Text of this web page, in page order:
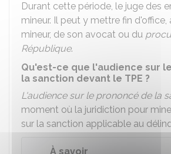
Durant cette période, le juge des
mineur. Il peut y mettre fin
mineur, de son avocat ou du
République.
Qu'est-ce que l'audience sur
la sanction devant le TPE ?
L'audience sur le prononcé de la
moment où la juridiction pour
sur la sanction applicable au
À savoir